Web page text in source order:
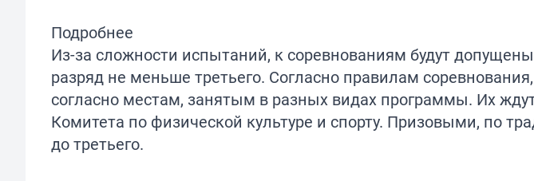
Подробнее
Из-за сложности испытаний, к соревнованиям будут
разряд не меньше третьего. Согласно правилам
согласно местам, занятым в разных видах программы. Их
Комитета по физической культуре и спорту. Призовыми, по
до третьего.